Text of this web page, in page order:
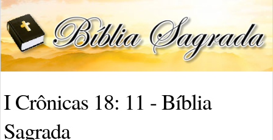
I Crônicas 18: 11 - Bíblia
Sagrada